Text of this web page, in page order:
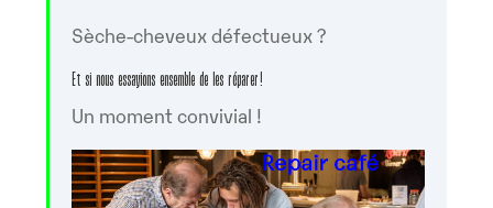
Sèche-cheveux défectueux ?
Et si nous essayions ensemble de les réparer !
Un moment convivial !